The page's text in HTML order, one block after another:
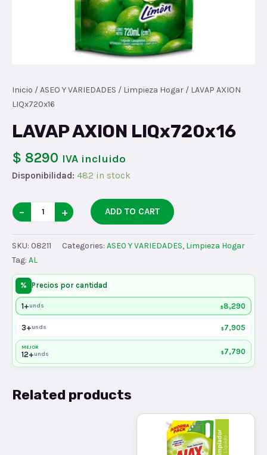
Inicio /ASEO Y VARIEDADES / Limpieza Hogar / LAVAP AXION
LIQx720x16
LAVAP AXION LIQx720x16
$ 8290 IVA incluido
Disponibilidad: 482 in stock
LAVAP
AXION
LIQx720x16
quantity
− + ADD TO CART
SKU: 08211 Categories: ASEO Y VARIEDADES, Limpieza Hogar
Tag: AL
% Precios por cantidad
1+unds $8,290
3+unds $7,905
MEJOR
12+unds $7,790
Related products